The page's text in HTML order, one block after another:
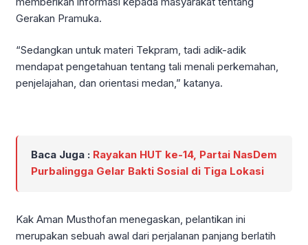
Gerakan Pramuka.
“Sedangkan untuk materi Tekpram, tadi adik-adik
mendapat pengetahuan tentang tali menali perkemahan,
penjelajahan, dan orientasi medan,” katanya.
Baca Juga : Rayakan HUT ke-14, Partai NasDem
Purbalingga Gelar Bakti Sosial di Tiga Lokasi
Kak Aman Musthofan menegaskan, pelantikan ini
merupakan sebuah awal dari perjalanan panjang berlatih